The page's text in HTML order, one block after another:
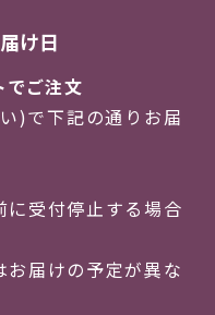
け日
でご注文
)で下記の通りお届
受付停止する場合
届けの予定が異な